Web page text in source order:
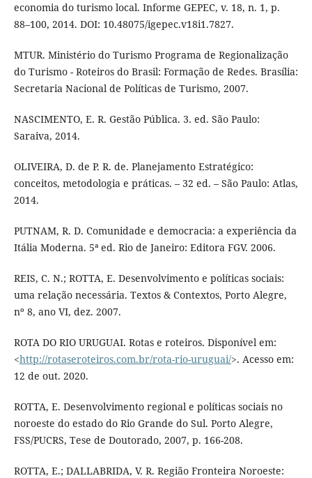
economia do turismo local. Informe GEPEC, v. 18, n. 1, p.
88–100, 2014. DOI: 10.48075/igepec.v18i1.7827.
MTUR. Ministério do Turismo Programa de Regionalização
do Turismo - Roteiros do Brasil: Formação de Redes. Brasília:
Secretaria Nacional de Políticas de Turismo, 2007.
NASCIMENTO, E. R. Gestão Pública. 3. ed. São Paulo:
Saraiva, 2014.
OLIVEIRA, D. de P. R. de. Planejamento Estratégico:
conceitos, metodologia e práticas. – 32 ed. – São Paulo: Atlas,
2014.
PUTNAM, R. D. Comunidade e democracia: a experiência da
Itália Moderna. 5ª ed. Rio de Janeiro: Editora FGV. 2006.
REIS, C. N.; ROTTA, E. Desenvolvimento e políticas sociais:
uma relação necessária. Textos & Contextos, Porto Alegre,
nº 8, ano VI, dez. 2007.
ROTA DO RIO URUGUAI. Rotas e roteiros. Disponível em:
<http://rotaseroteiros.com.br/rota-rio-uruguai/>. Acesso em:
12 de out. 2020.
ROTTA, E. Desenvolvimento regional e políticas sociais no
noroeste do estado do Rio Grande do Sul. Porto Alegre,
FSS/PUCRS, Tese de Doutorado, 2007, p. 166-208.
ROTTA, E.; DALLABRIDA, V. R. Região Fronteira Noroeste: